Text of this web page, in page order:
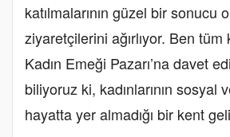
katılmalarının güzel bir sonucu
ziyaretçilerini ağırlıyor. Ben tüm
Kadın Emeği Pazarı’na davet
biliyoruz ki, kadınlarının sosyal
hayatta yer almadığı bir kent